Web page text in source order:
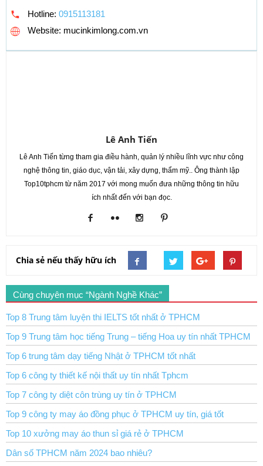
Hotline: 0915113181
Website: mucinkimlong.com.vn
Lê Anh Tiến
Lê Anh Tiến từng tham gia điều hành, quản lý nhiều lĩnh vực như công
nghệ thông tin, giáo dục, vận tải, xây dựng, thẩm mỹ.. Ông thành lập
Top10tphcm từ năm 2017 với mong muốn đưa những thông tin hữu
ích nhất đến với bạn đọc.
Chia sẻ nếu thấy hữu ích
Cùng chuyên mục “Ngành Nghề Khác”
Top 8 Trung tâm luyện thi IELTS tốt nhất ở TPHCM
Top 9 Trung tâm học tiếng Trung – tiếng Hoa uy tín nhất TPHCM
Top 6 trung tâm dạy tiếng Nhật ở TPHCM tốt nhất
Top 6 công ty thiết kế nội thất uy tín nhất Tphcm
Top 7 công ty diệt côn trùng uy tín ở TPHCM
Top 9 công ty may áo đồng phục ở TPHCM uy tín, giá tốt
Top 10 xưởng may áo thun sỉ giá rẻ ở TPHCM
Dân số TPHCM năm 2024 bao nhiêu?